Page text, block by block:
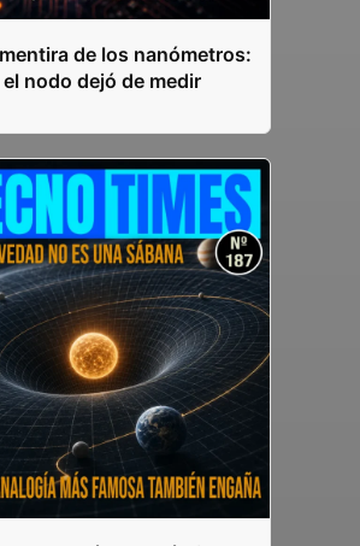
de los nanómetros:
nodo dejó de medir